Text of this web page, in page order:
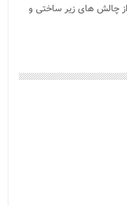
از چالش های زیر ساختی و